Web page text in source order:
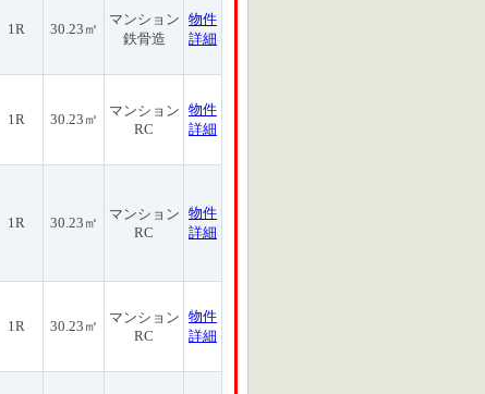
1R 30.23㎡
マンション
鉄骨造
物件
詳細
1R 30.23㎡
マンション
RC
物件
詳細
1R 30.23㎡
マンション
RC
物件
詳細
1R 30.23㎡
マンション
RC
物件
詳細